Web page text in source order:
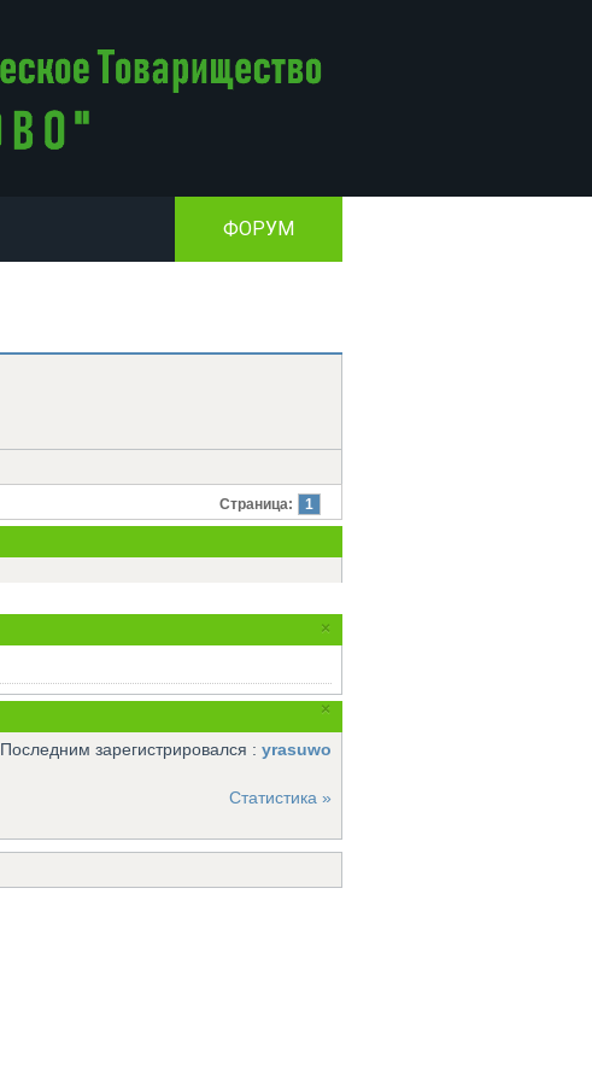
ФОРУМ
Страница: 1
×
×
Последним зарегистрировался : yrasuwo
Статистика »